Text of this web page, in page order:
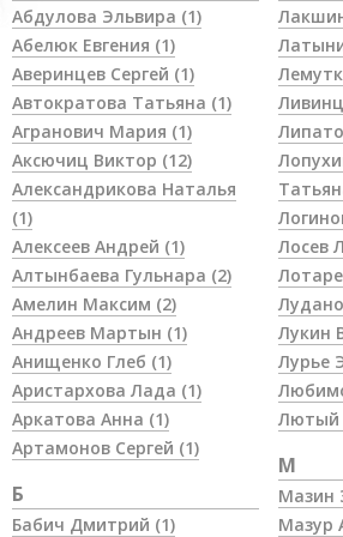
Абдулова Эльвира (1)
Абелюк Евгения (1)
Аверинцев Сергей (1)
Автократова Татьяна (1)
Агранович Мария (1)
Аксючиц Виктор (12)
Александрикова Наталья
(1)
Алексеев Андрей (1)
Алтынбаева Гульнара (2)
Амелин Максим (2)
Андреев Мартын (1)
Анищенко Глеб (1)
Аристархова Лада (1)
Аркатова Анна (1)
Артамонов Сергей (1)
Б
Бабич Дмитрий (1)
Лосев
М